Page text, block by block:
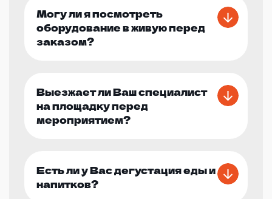
Могу ли я посмотреть
оборудование в живую перед
заказом?
Выезжает ли Ваш специалист
на площадку перед
мероприятием?
Есть ли у Вас дегустация еды и
напитков?